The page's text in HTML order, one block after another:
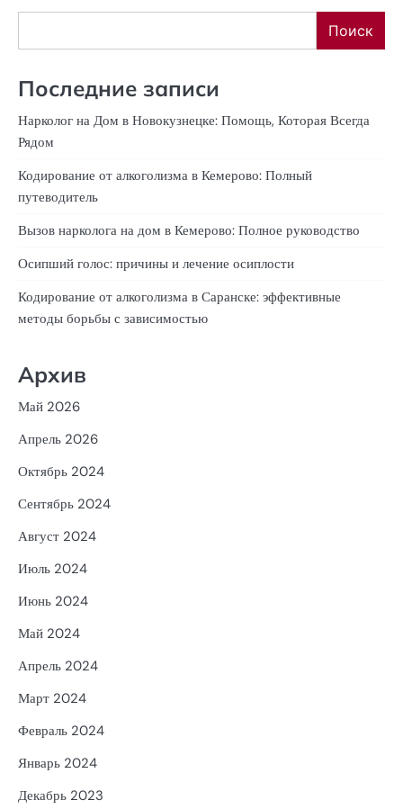
Поиск
Последние записи
Нарколог на Дом в Новокузнецке: Помощь, Которая Всегда
Рядом
Кодирование от алкоголизма в Кемерово: Полный
путеводитель
Вызов нарколога на дом в Кемерово: Полное руководство
Осипший голос: причины и лечение осиплости
Кодирование от алкоголизма в Саранске: эффективные
методы борьбы с зависимостью
Архив
Май 2026
Апрель 2026
Октябрь 2024
Сентябрь 2024
Август 2024
Июль 2024
Июнь 2024
Май 2024
Апрель 2024
Март 2024
Февраль 2024
Январь 2024
Декабрь 2023